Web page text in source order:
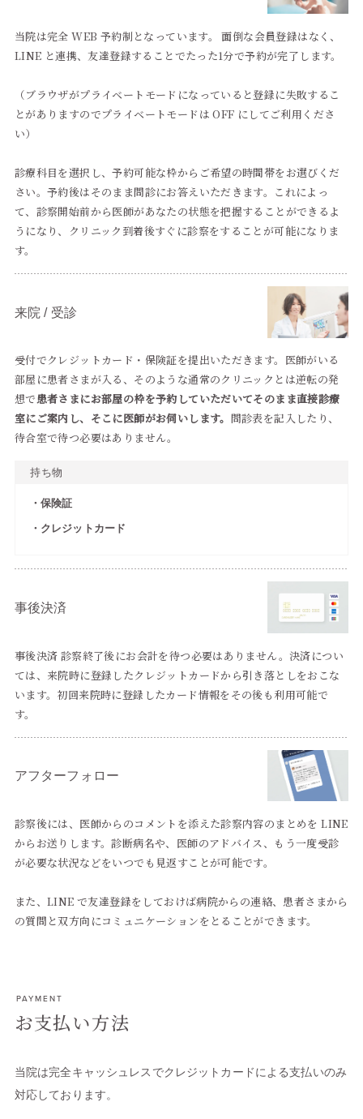
当院は完全 WEB 予約制となっています。 面倒な会員登録はなく、
LINE と連携、友達登録することでたった1分で予約が完了します。
（ブラウザがプライベートモードになっていると登録に失敗するこ
とがありますのでプライベートモードは OFF にしてご利用くださ
い）
診療科目を選択し、予約可能な枠からご希望の時間帯をお選びくだ
さい。予約後はそのまま問診にお答えいただきます。これによっ
て、診察開始前から医師があなたの状態を把握することができるよ
うになり、クリニック到着後すぐに診察をすることが可能になりま
す。
来院 / 受診
受付でクレジットカード・保険証を提出いただきます。医師がいる
部屋に患者さまが入る、そのような通常のクリニックとは逆転の発
想で患者さまにお部屋の枠を予約していただいてそのまま直接診療
室にご案内し、そこに医師がお伺いします。 問診表を記入したり、
待合室で待つ必要はありません。
持ち物
保険証
クレジットカード
事後決済
事後決済 診察終了後にお会計を待つ必要はありません。決済につい
ては、来院時に登録したクレジットカードから引き落としをおこな
います。初回来院時に登録したカード情報をその後も利用可能で
す。
アフターフォロー
診察後には、医師からのコメントを添えた診察内容のまとめを LINE
からお送りします。診断病名や、医師のアドバイス、もう一度受診
が必要な状況などをいつでも見返すことが可能です。
また、LINE で友達登録をしておけば病院からの連絡、患者さまから
の質問と双方向にコミュニケーションをとることができます。
PAYMENT
お支払い方法
当院は完全キャッシュレスでクレジットカードによる支払いのみ
対応しております。